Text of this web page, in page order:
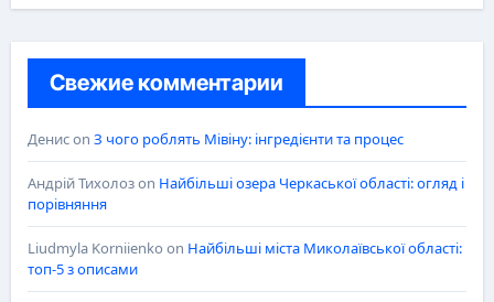
Свежие комментарии
Денисon З чого роблять Мівіну: інгредієнти та процес
Андрій Тихолозon Найбільші озера Черкаської області: огляд і
порівняння
Liudmyla Korniienko on Найбільші міста Миколаївської області:
топ-5 з описами